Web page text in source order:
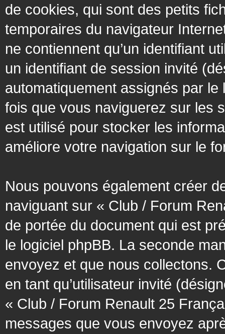
de cookies, qui sont des petits
temporaires du navigateur
ne contiennent qu’un identifiant
un identifiant de session invité
automatiquement assignés par
fois que vous naviguerez sur les
est utilisé pour stocker les
améliore votre navigation sur le
Nous pouvons également créer
naviguant sur « Club / Forum
de portée du document qui est
le logiciel phpBB. La seconde
envoyez et que nous collectons.
en tant qu’utilisateur invité
« Club / Forum Renault 25
messages que vous envoyez